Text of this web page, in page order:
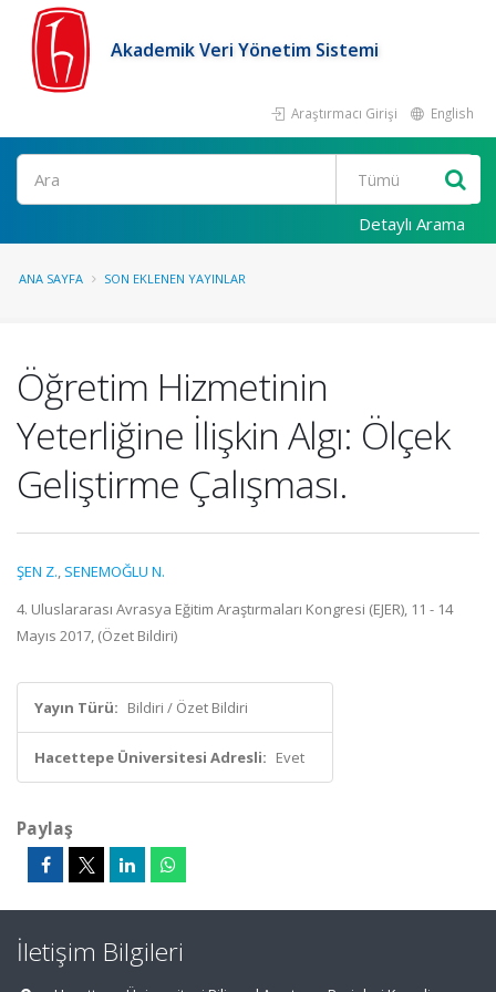
Akademik Veri Yönetim Sistemi
Araştırmacı Girişi English
Ara
Detaylı Arama
ANA SAYFA SON EKLENEN YAYINLAR
Öğretim Hizmetinin
Yeterliğine İlişkin Algı: Ölçek
Geliştirme Çalışması.
ŞEN Z., SENEMOĞLU N.
4. Uluslararası Avrasya Eğitim Araştırmaları Kongresi (EJER), 11 - 14
Mayıs 2017, (Özet Bildiri)
Yayın Türü: Bildiri / Özet Bildiri
Hacettepe Üniversitesi Adresli: Evet
Paylaş
İletişim Bilgileri